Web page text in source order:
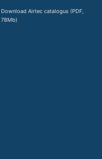
Download Airtec catalogus (PDF,
78Mb)